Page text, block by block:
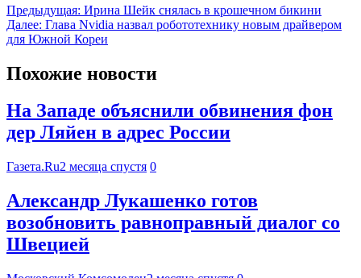
Предыдущая: Ирина Шейк снялась в крошечном бикини
Далее: Глава Nvidia назвал робототехнику новым драйвером
для Южной Кореи
Похожие новости
На Западе объяснили обвинения фон
дер Ляйен в адрес России
Газета.Ru2 месяца спустя 0
Александр Лукашенко готов
возобновить равноправный диалог со
Швецией